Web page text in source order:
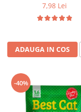
7,98 Lei
ADAUGA IN COS
-40%